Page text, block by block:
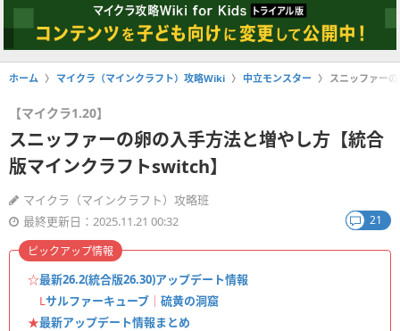
ホーム マイクラ（マインクラフト）攻略Wiki 中立モンスター スニッファー
【マイクラ1.20】
スニッファーの卵の入手方法と増やし方【統合
版マインクラフトswitch】
マイクラ（マインクラフト）攻略班
最終更新日：2025.11.21 00:32
21
☆最新26.2(統合版26.30)アップデート情報
Lサルファーキューブ ｜ 硫黄の洞窟
★最新アップデート情報まとめ
ピックアップ情報